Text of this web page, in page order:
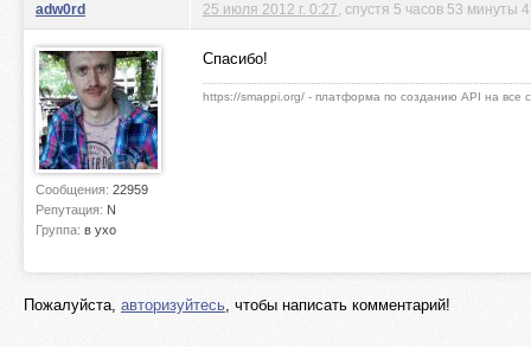
adw0rd
Сообщения: 22959
Репутация: N
Группа: в ухо
25 июля 2012 г. 0:27 , спустя 5 часов 53 минуты
Спасибо!
https://smappi.org/ - платформа по созданию API на все
Пожалуйста, авторизуйтесь, чтобы написать комментарий!